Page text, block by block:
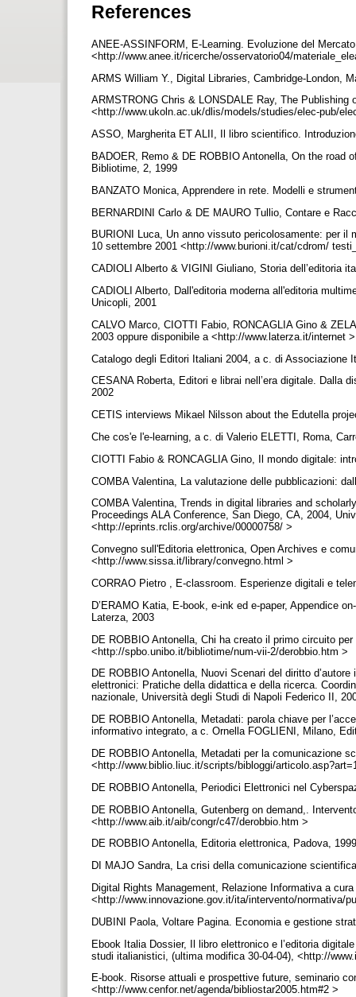
References
ANEE-ASSINFORM, E-Learning. Evoluzione del
<http://www.anee.it/ricerche/osservatorio04/
ARMS William Y., Digital Libraries, Cambridge-London,
ARMSTRONG Chris & LONSDALE Ray, The
<http://www.ukoln.ac.uk/dlis/models/studies/elec-pub/
ASSO, Margherita ET ALII, Il libro scientifico.
BADOER, Remo & DE ROBBIO Antonella, On the road
Bibliotime, 2, 1999
BANZATO Monica, Apprendere in rete. Modelli e
BERNARDINI Carlo & DE MAURO Tullio, Contare e
BURIONI Luca, Un anno vissuto pericolosamente: per
10 settembre 2001 <http://www.burioni.it/cat/cdrom/
CADIOLI Alberto & VIGINI Giuliano, Storia dell’editoria
CADIOLI Alberto, Dall'editoria moderna all'editoria
Unicopli, 2001
CALVO Marco, CIOTTI Fabio, RONCAGLIA Gino &
2003 oppure disponibile a <http://www.laterza.it/internet
Catalogo degli Editori Italiani 2004, a c. di
CESANA Roberta, Editori e librai nell’era digitale. Dalla
2002
CETIS interviews Mikael Nilsson about the Edutella
Che cos'e l'e-learning, a c. di Valerio ELETTI, Roma,
CIOTTI Fabio & RONCAGLIA Gino, Il mondo digitale:
COMBA Valentina, La valutazione delle pubblicazioni:
COMBA Valentina, Trends in digital libraries and
Proceedings ALA Conference, San Diego, CA, 2004,
<http://eprints.rclis.org/archive/00000758/ >
Convegno sull'Editoria elettronica, Open Archives e
<http://www.sissa.it/library/convegno.html >
CORRAO Pietro , E-classroom. Esperienze digitali e
D’ERAMO Katia, E-book, e-ink ed e-paper, Appendice
Laterza, 2003
DE ROBBIO Antonella, Chi ha creato il primo circuito
<http://spbo.unibo.it/bibliotime/num-vii-2/derobbio.htm >
DE ROBBIO Antonella, Nuovi Scenari del diritto
elettronici: Pratiche della didattica e della ricerca.
nazionale, Università degli Studi di Napoli Federico II,
DE ROBBIO Antonella, Metadati: parola chiave per
informativo integrato, a c. Ornella FOGLIENI, Milano,
DE ROBBIO Antonella, Metadati per la comunicazione
<http://www.biblio.liuc.it/scripts/bibloggi/
DE ROBBIO Antonella, Periodici Elettronici nel
DE ROBBIO Antonella, Gutenberg on demand,.
<http://www.aib.it/aib/congr/c47/derobbio.htm >
DE ROBBIO Antonella, Editoria elettronica, Padova,
DI MAJO Sandra, La crisi della comunicazione
Digital Rights Management, Relazione Informativa a
<http://www.innovazione.gov.it/ita/intervento/normativa/
DUBINI Paola, Voltare Pagina. Economia e gestione
Ebook Italia Dossier, Il libro elettronico e l’editoria
studi italianistici, (ultima modifica 30-04-04), <http://
E-book. Risorse attuali e prospettive future, seminario
<http://www.cenfor.net/agenda/bibliostar2005.htm#2 >